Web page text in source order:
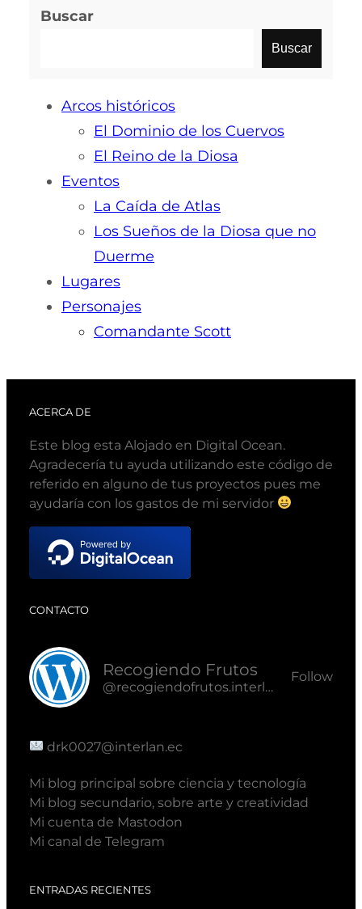
Buscar
Buscar
Arcos históricos
El Dominio de los Cuervos
El Reino de la Diosa
Eventos
La Caída de Atlas
Los Sueños de la Diosa que no
Duerme
Lugares
Personajes
Comandante Scott
ACERCA DE
Este blog esta Alojado en Digital Ocean.
Agradecería tu ayuda utilizando este código de
referido en alguno de tus proyectos pues me
ayudaría con los gastos de mi servidor
CONTACTO
Recogiendo Frutos
@recogiendofrutos.interlan.ec@recogiendofrutos.interlan.ec
Follow
drk0027@interlan.ec
Mi blog principal sobre ciencia y tecnología
Mi blog secundario, sobre arte y creatividad
Mi cuenta de Mastodon
Mi canal de Telegram
ENTRADAS RECIENTES